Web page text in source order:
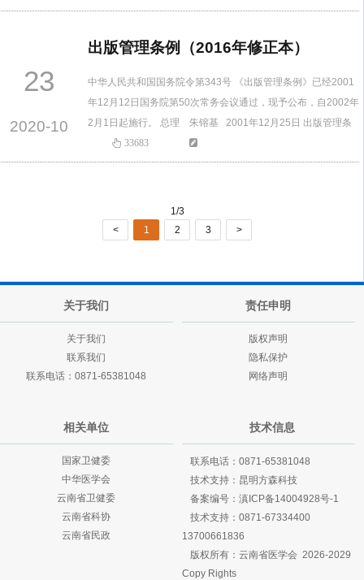
总理 温家
二〇一一年三月十九日 国务院关于修改《出版管理条例》的决
23
2020-10
出版管理条例（2016年修正本）
中华人民共和国国务院令第343号 《出版管理条例》已经2001
年12月12日国务院第50次常务会议通过，现予公布，自2002年
2月1日起施行。 总理 朱镕基 2001年12月25日 出版管理条
例 （2001年12月25日中华人民共和国国务院令第343号公布
根据2011年3月19日国务院令第594号《国务院关于修改〈出版
33683
1/3
<
1 2 3 >
关于我们
关于我们
联系我们
联系电话：0871-65381048
责任申明
版权声明
隐私保护
网络声明
相关单位
国家卫健委
中华医学会
云南省卫健委
云南省科协
云南省民政
技术信息
联系电话：0871-65381048
技术支持： 昆明方森科技
备案编号： 滇ICP备14004928号-1
技术支持： 0871-67334400
13700661836
版权所有：云南省医学会 2026-2029
Copy Rights